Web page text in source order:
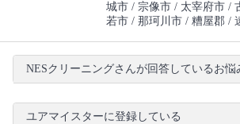
城市 宗像市 太宰府市
若市 那珂川市 糟屋郡
NESクリーニングさんが回答しているお悩
ユアマイスターに登録している